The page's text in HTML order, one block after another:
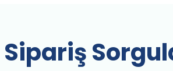
Sipariş